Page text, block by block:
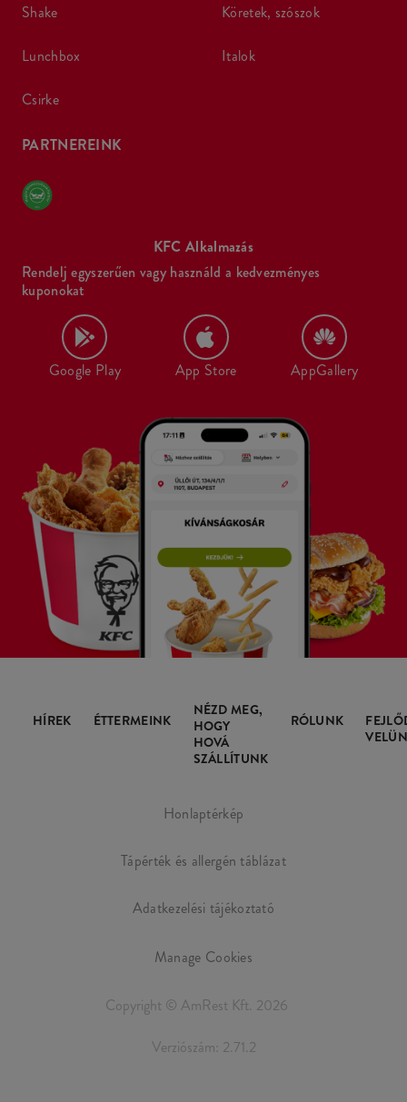
shake
lunchbox
csirke
köretek, szószok
italok
PARTNEREINK
KFC Alkalmazás
Rendelj egyszerűen vagy használd a kedvezményes
kuponokat
Google Play App Store AppGallery
HÍREK ÉTTERMEINK
NÉZD MEG,
HOGY
HOVÁ
SZÁLLÍTUNK
RÓLUNK
Honlaptérkép
Tápérték és allergén táblázat
Adatkezelési tájékoztató
Manage Cookies
Copyright © AmRest Kft. 2026
Verziószám: 2.71.2